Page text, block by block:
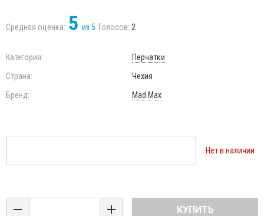
Средняя оценка: 5 из 5 Голосов: 2
Категория:
Перчатки
Страна:
Чехия
Бренд:
Mad Max
Нет в наличии
КУПИТЬ